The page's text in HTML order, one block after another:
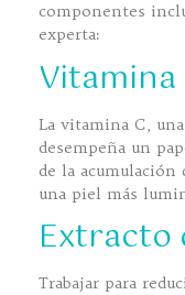
componentes
experta:
Vitamina
La vitamina C,
desempeña un
de la
una piel más
Extracto
Trabajar para